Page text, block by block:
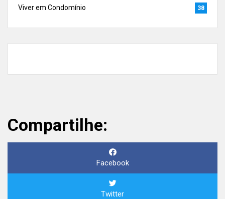
Viver em Condomínio 38
Compartilhe:
Facebook
Twitter